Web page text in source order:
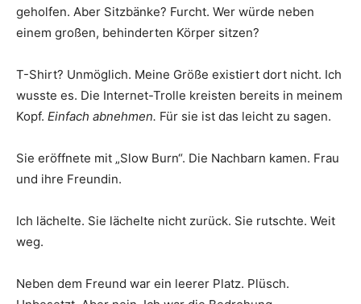
geholfen. Aber Sitzbänke? Furcht. Wer würde neben
einem großen, behinderten Körper sitzen?
T-Shirt? Unmöglich. Meine Größe existiert dort nicht. Ich
wusste es. Die Internet-Trolle kreisten bereits in meinem
Kopf. Einfach abnehmen. Für sie ist das leicht zu sagen.
Sie eröffnete mit „Slow Burn“. Die Nachbarn kamen. Frau
und ihre Freundin.
Ich lächelte. Sie lächelte nicht zurück. Sie rutschte. Weit
weg.
Neben dem Freund war ein leerer Platz. Plüsch.